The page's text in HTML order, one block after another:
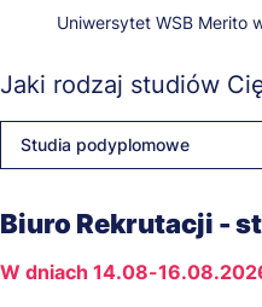
Ścieżka
Uniwersytet WSB Merito
Jaki rodzaj studiów
Studia podyplomowe
Biuro Rekrutacji -
W dniach 14.08-